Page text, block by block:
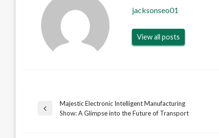
jacksonseo01
View all posts
Post
Previous
Majestic Electronic Intelligent Manufacturing
Show: A Glimpse into the Future of Transport